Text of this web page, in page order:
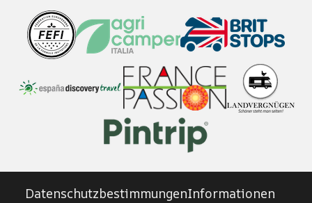
DatenschutzbestimmungenInformationen